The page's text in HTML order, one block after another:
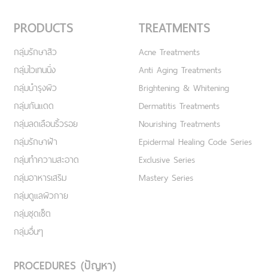
PRODUCTS
กลุ่มรักษาสิว
กลุ่มไวเทนนิ่ง
กลุ่มบำรุงผิว
กลุ่มกันแดด
กลุ่มลดเลือนริ้วรอย
กลุ่มรักษาฝ้า
กลุ่มทำความสะอาด
กลุ่มอาหารเสริม
กลุ่มดูแลผิวกาย
กลุ่มชุดเซ็ต
กลุ่มอื่นๆ
TREATMENTS
Acne Treatments
Anti Aging Treatments
Brightening & Whitening
Dermatitis Treatments
Nourishing Treatments
Epidermal Healing Code Series
Exclusive Series
Mastery Series
PROCEDURES (ปัญหา)